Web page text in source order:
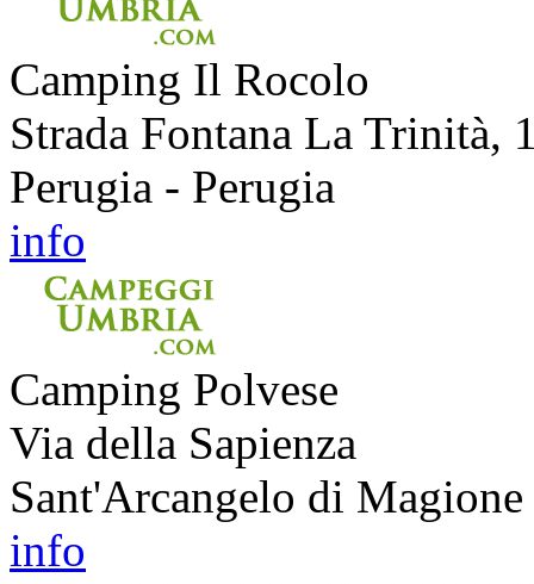
Camping Il Rocolo
Strada Fontana La Trinità,
Perugia - Perugia
info
Camping Polvese
Via della Sapienza
Sant'Arcangelo di
info